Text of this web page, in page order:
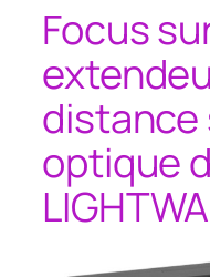
Focus
distance
optique